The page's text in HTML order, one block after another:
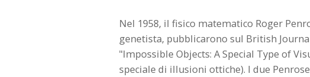
Nel 1958, il fisico matematico Roger
genetista, pubblicarono sul British
"Impossible Objects: A Special Type of
speciale di illusioni ottiche). I due